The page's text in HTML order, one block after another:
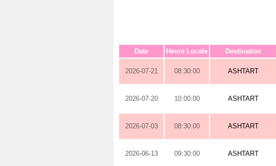
Date Heure Locale Destination
2026-07-21 08:30:00 ASHTART
2026-07-20 10:00:00 ASHTART
2026-07-03 08:30:00 ASHTART
2026-06-13 09:30:00 ASHTART